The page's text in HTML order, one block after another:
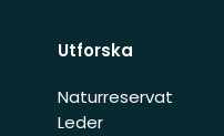
Utforska
Naturreservat
Leder